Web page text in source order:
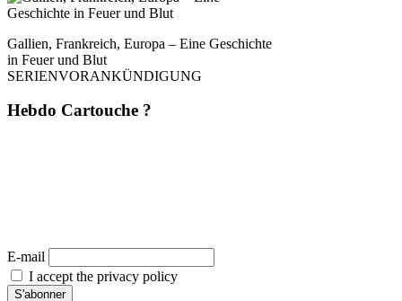
Gallien, Frankreich, Europa – Eine Geschichte
in Feuer und Blut
SERIENVORANKÜNDIGUNG
Hebdo Cartouche ?
E-mail
I accept the privacy policy